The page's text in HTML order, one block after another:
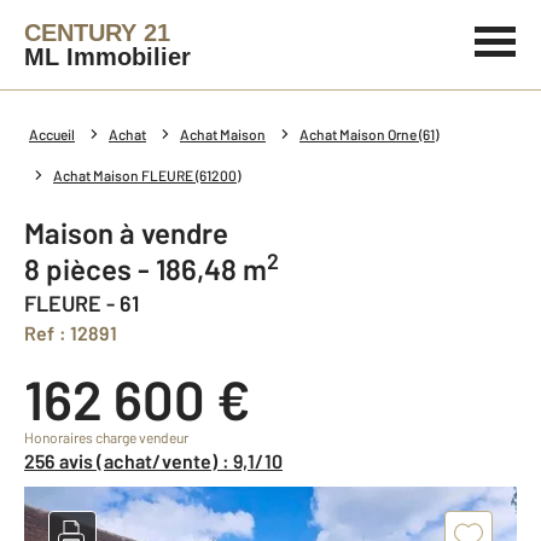
CENTURY 21
ML Immobilier
Accueil Achat Achat Maison Achat Maison Orne (61)
Achat Maison FLEURE (61200)
Maison à vendre
8 pièces - 186,48 m2
FLEURE - 61
Ref : 12891
162 600 €
Honoraires charge vendeur
256 avis (achat/vente) : 9,1/10